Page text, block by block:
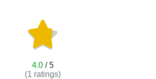
4.0/ 5
(1 ratings)